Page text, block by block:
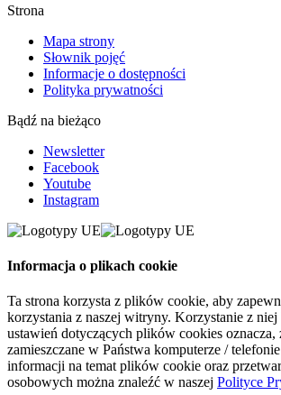
Strona
Mapa strony
Słownik pojęć
Informacje o dostępności
Polityka prywatności
Bądź na bieżąco
Newsletter
Facebook
Youtube
Instagram
Informacja o plikach cookie
Ta strona korzysta z plików cookie, aby
korzystania z naszej witryny. Korzystanie z niej
ustawień dotyczących plików cookies oznacza,
zamieszczane w Państwa komputerze /
informacji na temat plików cookie oraz
osobowych można znaleźć w naszej Polityce